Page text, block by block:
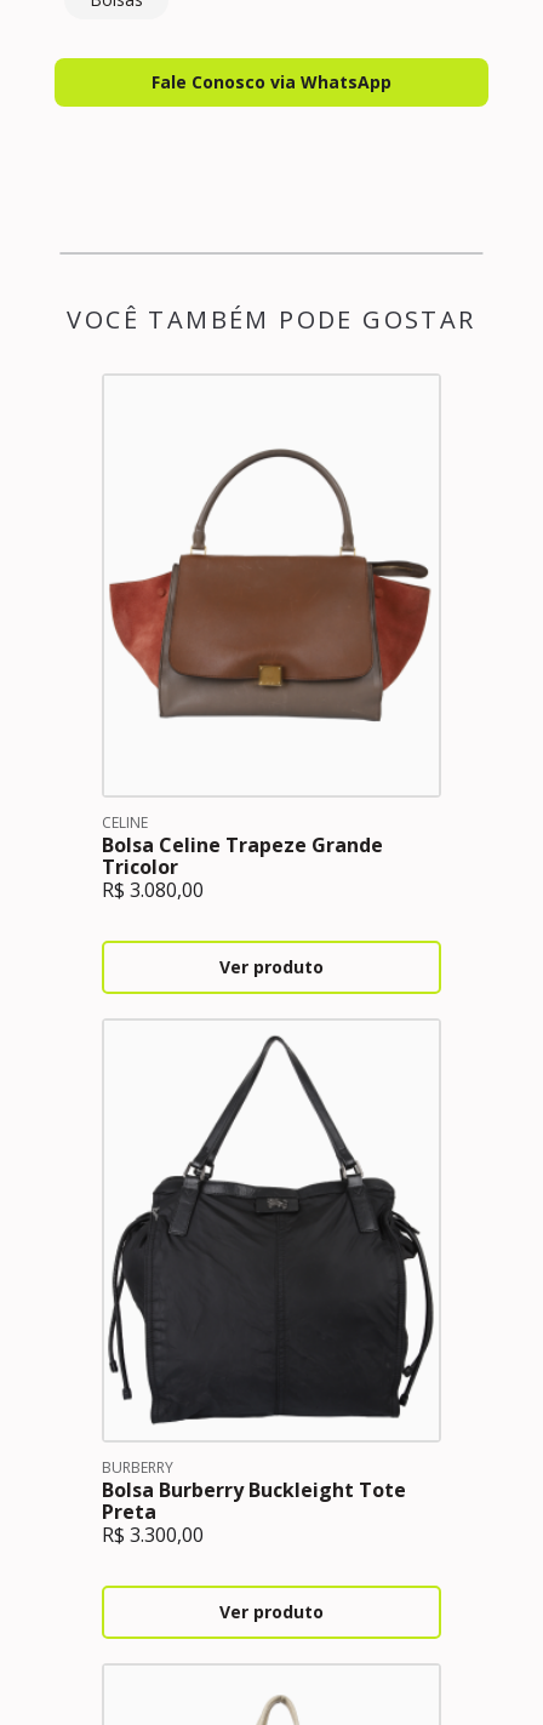
Fale Conosco via WhatsApp
VOCÊ TAMBÉM PODE GOSTAR
CELINE
Bolsa Celine Trapeze Grande
Tricolor
R$ 3.080,00
Ver produto
BURBERRY
Bolsa Burberry Buckleight Tote
Preta
R$ 3.300,00
Ver produto